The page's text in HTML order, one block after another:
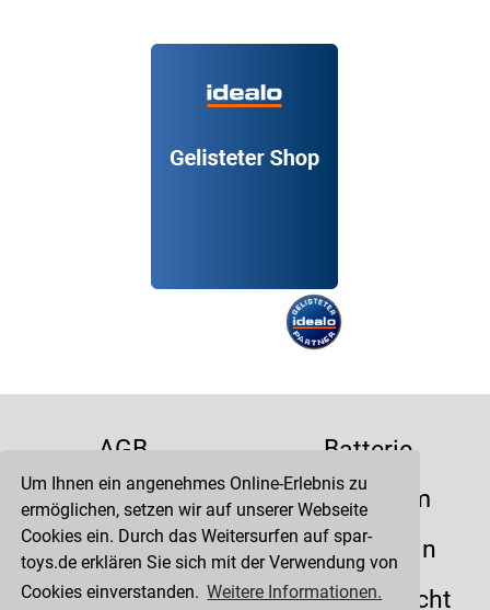
Um Ihnen ein angenehmes Online-Erlebnis zu
ermöglichen, setzen wir auf unserer Webseite
Cookies ein. Durch das Weitersurfen auf spar-
toys.de erklären Sie sich mit der Verwendung von
Cookies einverstanden. Weitere Informationen.
AGB
Batterie
Datenschutz
Impressum
Kontakt
Liefertermin
Versandkosten
Widerrufsrecht